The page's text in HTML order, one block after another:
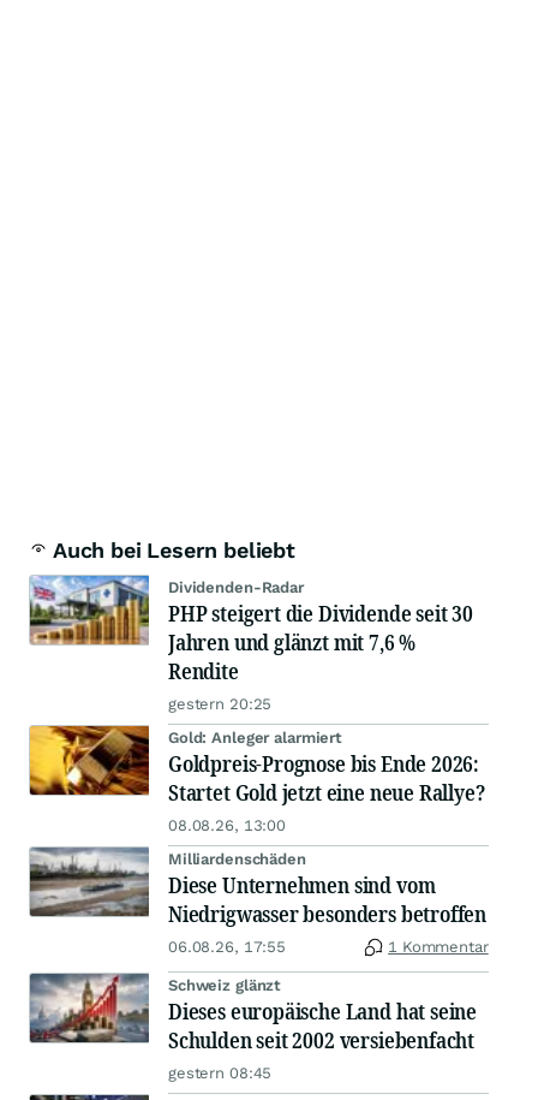
Auch bei Lesern beliebt
Dividenden-Radar
PHP steigert die Dividende seit 30
Jahren und glänzt mit 7,6 %
Rendite
gestern 20:25
Gold: Anleger alarmiert
Goldpreis-Prognose bis Ende 2026:
Startet Gold jetzt eine neue Rallye?
08.08.26, 13:00
Milliardenschäden
Diese Unternehmen sind vom
Niedrigwasser besonders betroffen
06.08.26, 17:55 1 Kommentar
Schweiz glänzt
Dieses europäische Land hat seine
Schulden seit 2002 versiebenfacht
gestern 08:45